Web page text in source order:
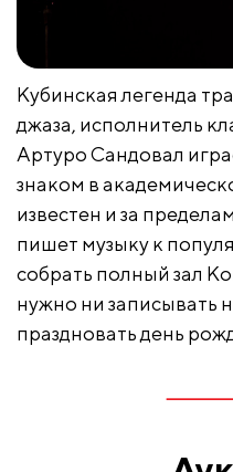
Кубинская легенда
джаза, исполнитель
Артуро Сандовал
знаком в
известен и за
пишет музыку к
собрать полный зал
нужно ни записывать
праздновать день